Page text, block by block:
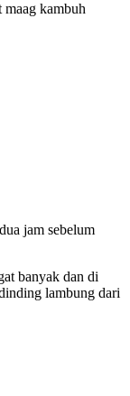
maag kambuh
jam sebelum
banyak dan di
lambung dari